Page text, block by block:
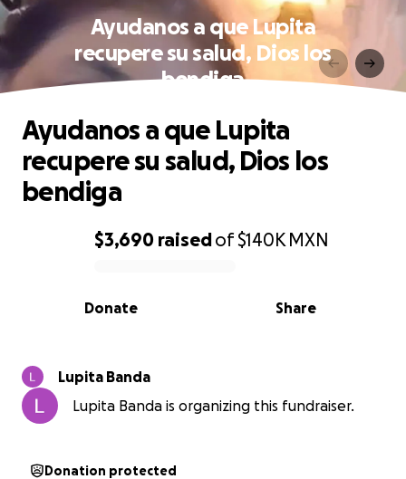
Ayudanos a que Lupita
recupere su salud, Dios los
bendiga
0% complete
$3,690 raisedof$140K MXN
Share
Donate
Ayudanos a que Lupita
recupere su salud, Dios los
bendiga
Lupita Banda
Lupita Banda is organizing this fundraiser.
Donation protected